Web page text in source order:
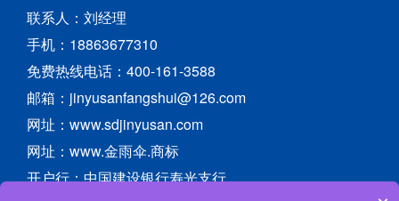
联系人：刘经理
手机：18863677310
免费热线电话：400-161-3588
邮箱：jinyusanfangshui@126.com
网址：www.sdjinyusan.com
网址：www.金雨伞.商标
开户行：中国建设银行寿光支行